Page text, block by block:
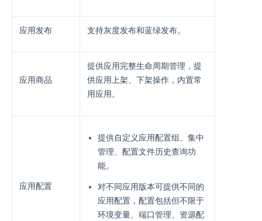
应用发布 ⽀持灰度发布和蓝绿发布。
应用商品
提供应⽤完整⽣命周期管理，提
供应⽤上架、下架操作，内置常
⽤应⽤。
应用配置
提供⾃定义应⽤配置组、集中
管理、配置⽂件历史查询功
能。
对不同应用版本可提供不同的
应用配置，配置包括但不限于
环境变量、端⼝管理、资源配